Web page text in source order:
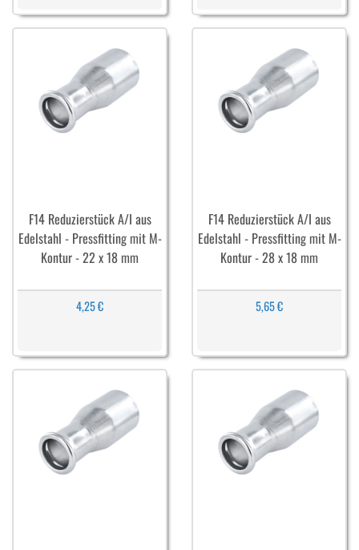
F14 Reduzierstück A/I aus
Edelstahl - Pressfitting mit M-
Kontur - 22 x 18 mm
4,25 €
F14 Reduzierstück A/I aus
Edelstahl - Pressfitting mit M-
Kontur - 28 x 18 mm
5,65 €